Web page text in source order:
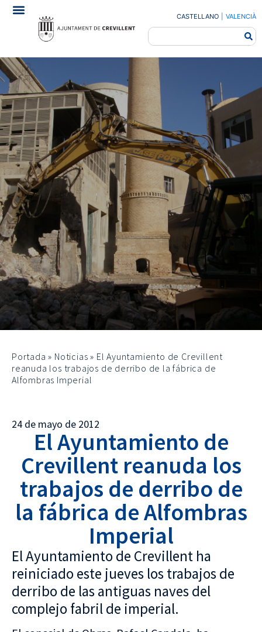
CASTELLANO VALENCIÀ
Portada » Noticias » El Ayuntamiento de Crevillent
reanuda los trabajos de derribo de la fábrica de
Alfombras Imperial
24 de mayo de 2012
El Ayuntamiento de
Crevillent reanuda los
trabajos de derribo de
la fábrica de Alfombras
Imperial
El Ayuntamiento de Crevillent ha
reiniciado este jueves los trabajos de
derribo de las antiguas naves del
complejo fabril de imperial.